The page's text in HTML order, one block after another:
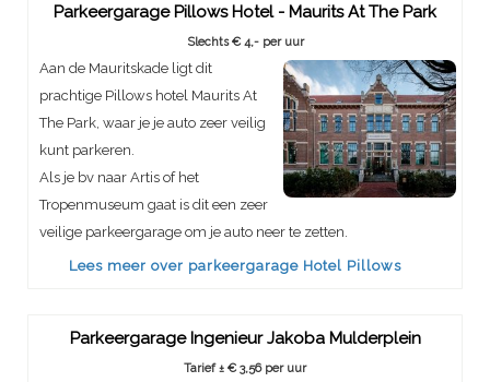
Parkeergarage Pillows Hotel - Maurits At The Park
Slechts € 4,- per uur
Aan de Mauritskade ligt dit
prachtige Pillows hotel Maurits At
The Park, waar je je auto zeer veilig
kunt parkeren.
Als je bv naar Artis of het
Tropenmuseum gaat is dit een zeer
veilige parkeergarage om je auto neer te zetten.
Lees meer over parkeergarage Hotel Pillows
Parkeergarage Ingenieur Jakoba Mulderplein
Tarief ± € 3,56 per uur